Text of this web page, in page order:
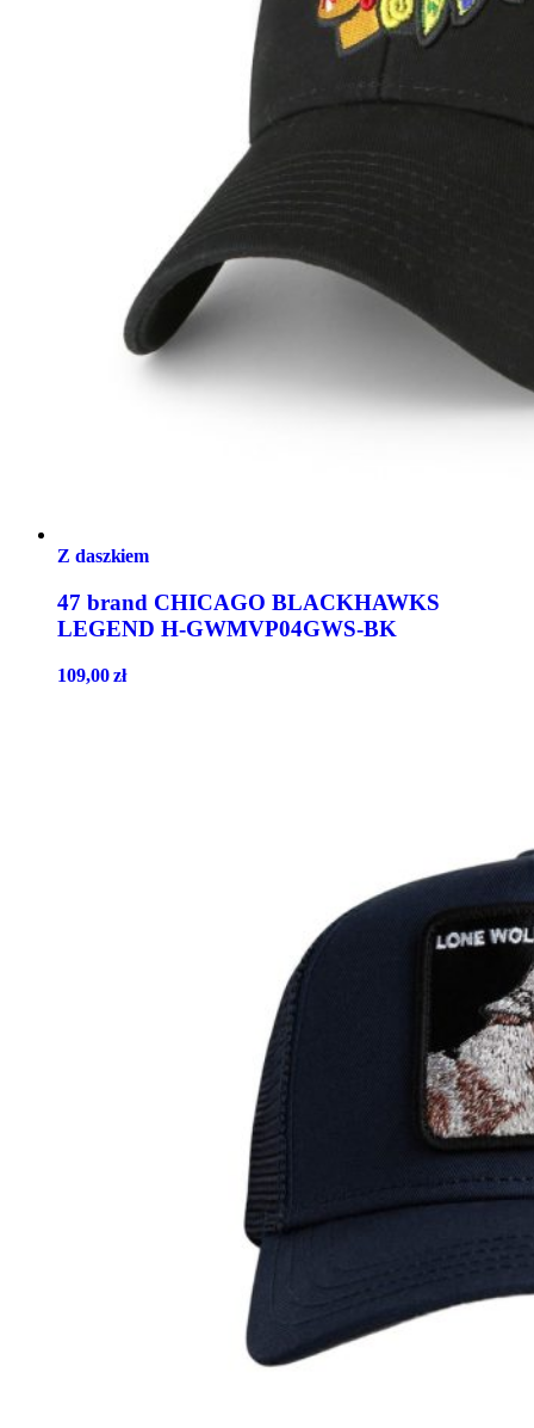
Z daszkiem
47 brand CHICAGO BLACKHAWKS
LEGEND H-GWMVP04GWS-BK
109,00zł